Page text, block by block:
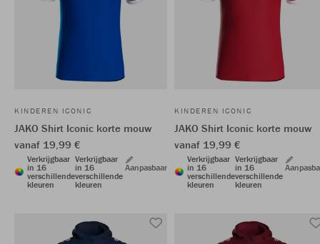
KINDEREN ICONIC
JAKO Shirt Iconic korte mouw
vanaf 19,99 €
Verkrijgbaar
in 16
verschillende
kleuren
Verkrijgbaar
in 16
verschillende
kleuren
Aanpasbaar
KINDEREN ICONIC
JAKO Shirt Iconic korte mouw
vanaf 19,99 €
Verkrijgbaar
in 16
verschillende
kleuren
Verkrijgbaar
in 16
verschillende
kleuren